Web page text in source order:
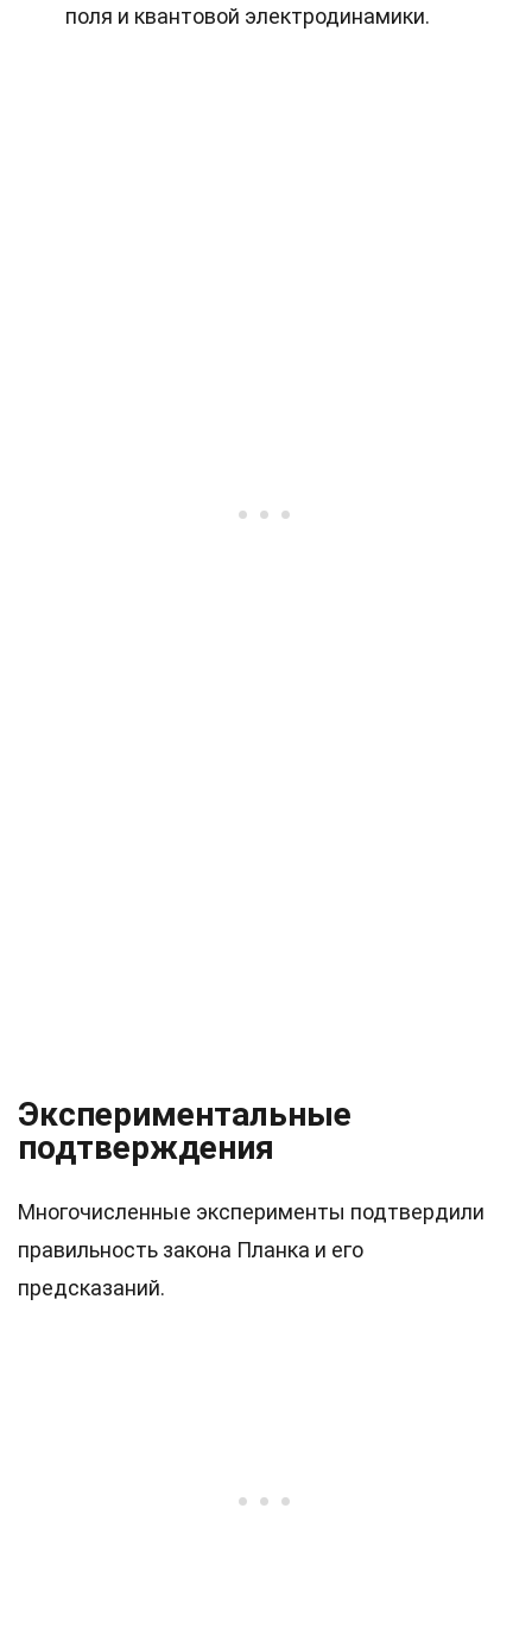
поля и квантовой электродинамики.
Экспериментальные
подтверждения
Многочисленные эксперименты подтвердили
правильность закона Планка и его
предсказаний.